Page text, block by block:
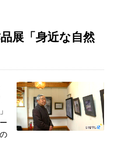
展「身近な自然